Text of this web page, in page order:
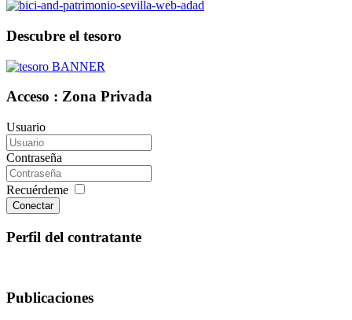
Descubre el tesoro
Acceso : Zona Privada
Usuario
Contraseña
Recuérdeme
Conectar
Perfil del contratante
Publicaciones